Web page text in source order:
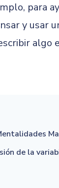
para
y usar
algo
de la